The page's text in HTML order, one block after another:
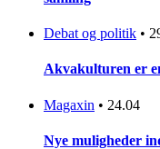
Debat og politik •
Akvakulturen er
Magaxin • 24.04
Nye muligheder